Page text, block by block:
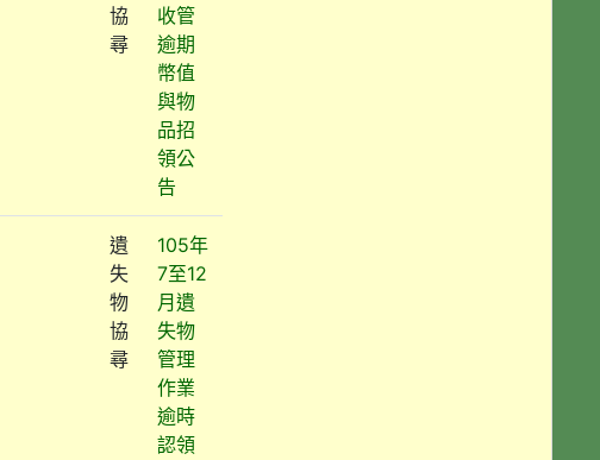
協
尋
收管
逾期
幣值
與物
品招
領公
告
遺
失
物
協
尋
105年
7至12
月遺
失物
管理
作業
逾時
認領